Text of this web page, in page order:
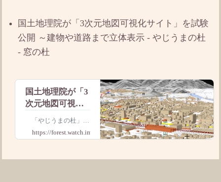
国土地理院が「3次元地図可視化サイト」を試験
公開 ～建物や道路まで立体表示 - やじうまの杜
- 窓の杜
国土地理院が「3
次元地図可視化
サイト」を試験
公開 ～建物や道
路まで立体表示
「やじうまの杜」で
は、ニュース・レビュ
ーにこだわらない幅広
す。
https://forest.watch.impress.co.jp